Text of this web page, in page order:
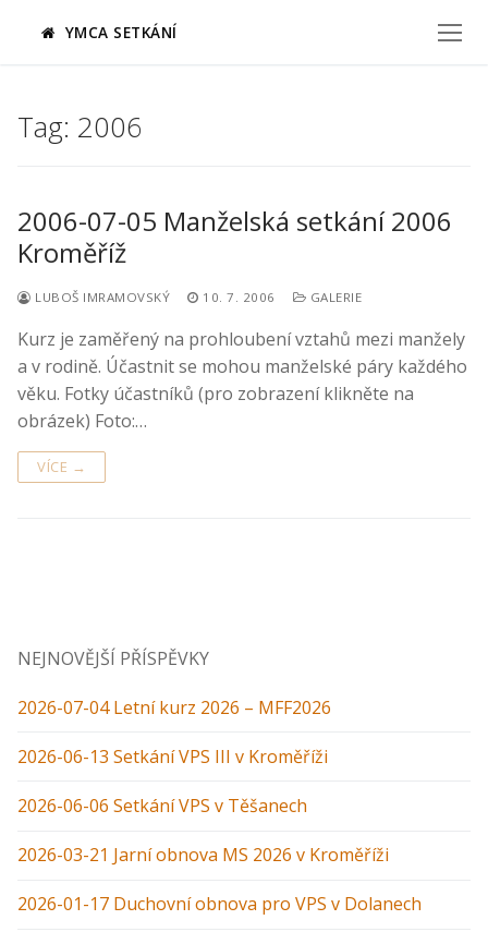
YMCA SETKÁNÍ
Tag: 2006
2006-07-05 Manželská setkání 2006
Kroměříž
LUBOŠ IMRAMOVSKÝ 10. 7. 2006 GALERIE
Kurz je zaměřený na prohloubení vztahů mezi manžely
a v rodině. Účastnit se mohou manželské páry každého
věku. Fotky účastníků (pro zobrazení klikněte na
obrázek) Foto:…
VÍCE →
NEJNOVĚJŠÍ PŘÍSPĚVKY
2026-07-04 Letní kurz 2026 – MFF2026
2026-06-13 Setkání VPS III v Kroměříži
2026-06-06 Setkání VPS v Těšanech
2026-03-21 Jarní obnova MS 2026 v Kroměříži
2026-01-17 Duchovní obnova pro VPS v Dolanech